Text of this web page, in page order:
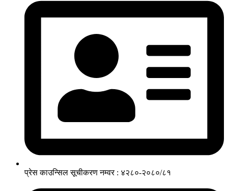
प्रेस काउन्सिल सूचीकरण नम्वर : ४२८०-२०८०/८१